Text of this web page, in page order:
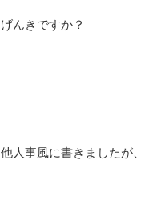
げんきですか？
他人事風に書きましたが、